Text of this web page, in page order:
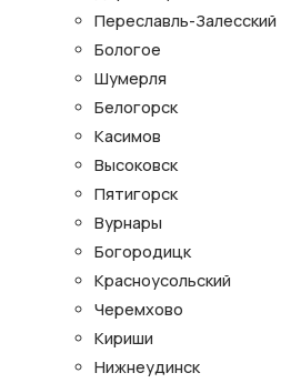
Переславль-Залесский
Бологое
Шумерля
Белогорск
Касимов
Высоковск
Пятигорск
Вурнары
Богородицк
Красноусольский
Черемхово
Кириши
Нижнеудинск